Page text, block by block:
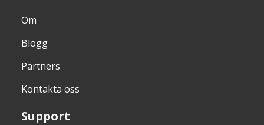
Om
Blogg
Partners
Kontakta oss
Support